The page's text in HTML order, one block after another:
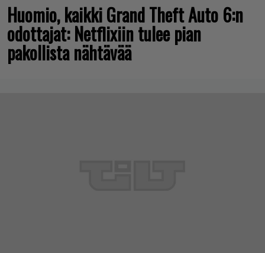
Huomio, kaikki Grand Theft Auto 6:n
odottajat: Netflixiin tulee pian
pakollista nähtävää